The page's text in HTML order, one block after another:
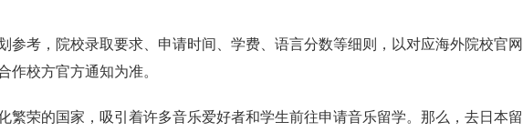
参考，院校录取要求、申请时间、学费、语言分数等细则，以对应海外院校官
作校方官方通知为准。
繁荣的国家，吸引着许多音乐爱好者和学生前往申请音乐留学。那么，去日本